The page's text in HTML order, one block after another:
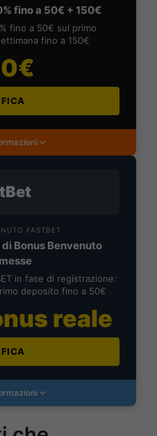
fino a 50€ + 150€
fino a 50€ sul primo
fino a 150€
FASTBET
Bonus Benvenuto
in fase di registrazione:
deposito fino a 50€
reale